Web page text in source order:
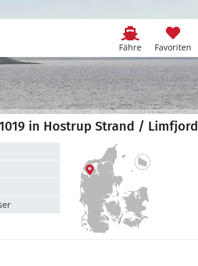
Fähre Favoriten
in Hostrup Strand / Limfjord